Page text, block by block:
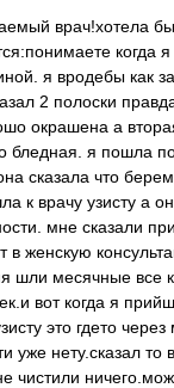
врач!хотела
когда
я вродебы как
2 полоски
окрашена а
бледная. я пошла
сказала что
к врачу узисту а
мне сказали
в женскую
шли месячные все
вот когда я
это гдето
уже нету.сказал то
чистили